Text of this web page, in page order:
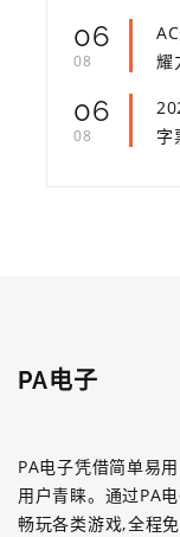
06
08
耀
06
08
字
PA电子
PA电子凭借简单易
用户青睐。通过PA
畅玩各类游戏,全程